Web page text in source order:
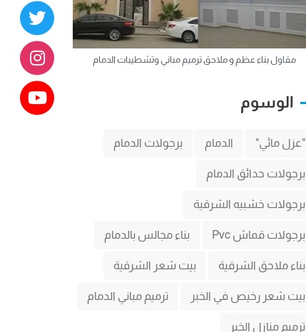
مقاول بناء عظم و ملاحق ترميم مباني وتشطيبات الدمام
الوسوم
"عزل مائي" الدمام برجولات الدمام
برجولات حدائق الدمام
برجولات خشبيه الشرقية
برجولات قماش Pvc بناء مجالس بالدمام
بناء ملاحق الشرقية بيت شعر الشرقية
بيت شعر رخيص في الخبر ترميم مباني الدمام
ترميم منازل الخبر